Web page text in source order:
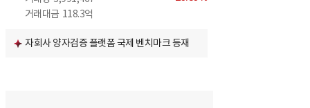
거래대금 118.3억
자회사 양자검증 플랫폼 국제 벤치마크 등재